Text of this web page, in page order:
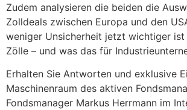
Zudem analysieren die beiden die
Zolldeals zwischen Europa und den
weniger Unsicherheit jetzt wichtiger ist
Zölle – und was das für
Erhalten Sie Antworten und exklusive
Maschinenraum des aktiven
Fondsmanager Markus Herrmann im